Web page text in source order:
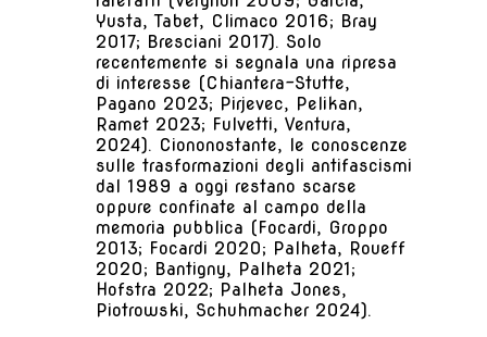
Yusta, Tabet, Climaco 2016; Bray
2017; Bresciani 2017). Solo
recentemente si segnala una ripresa
di interesse (Chiantera-Stutte,
Pagano 2023; Pirjevec, Pelikan,
Ramet 2023; Fulvetti, Ventura,
2024). Ciononostante, le conoscenze
sulle trasformazioni degli antifascismi
dal 1989 a oggi restano scarse
oppure confinate al campo della
memoria pubblica (Focardi, Groppo
2013; Focardi 2020; Palheta, Roueff
2020; Bantigny, Palheta 2021;
Hofstra 2022; Palheta Jones,
Piotrowski, Schuhmacher 2024).